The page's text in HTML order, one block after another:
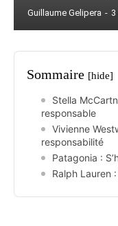
Guillaume Gelipera -
Sommaire [hide]
Stella
responsable
Vivienne
responsabilité
Patagonia :
Ralph Lauren